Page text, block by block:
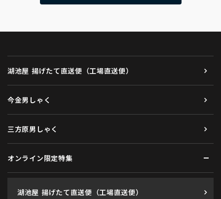
湖池屋 揚げたて直送便（工場直送便）
今金男しゃく
三方原男しゃく
オンライン限定特集
湖池屋 揚げたて直送便（工場直送便）